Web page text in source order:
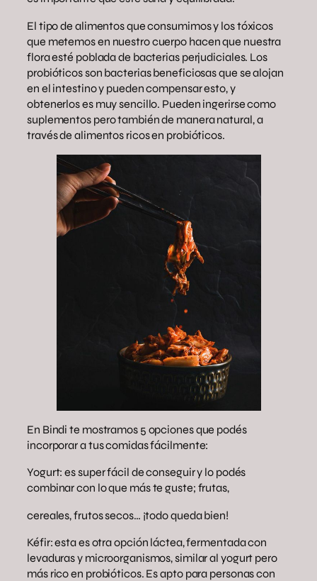
El tipo de alimentos que consumimos y los tóxicos
que metemos en nuestro cuerpo hacen que nuestra
flora esté poblada de bacterias perjudiciales. Los
probióticos son bacterias beneficiosas que se alojan
en el intestino y pueden compensar esto, y
obtenerlos es muy sencillo. Pueden ingerirse como
suplementos pero también de manera natural, a
través de alimentos ricos en probióticos.
En Bindi te mostramos 5 opciones que podés
incorporar a tus comidas fácilmente:
Yogurt: es super fácil de conseguir y lo podés
combinar con lo que más te guste; frutas,
cereales, frutos secos… ¡todo queda bien!
Kéfir: esta es otra opción láctea, fermentada con
levaduras y microorganismos, similar al yogurt pero
más rico en probióticos. Es apto para personas con